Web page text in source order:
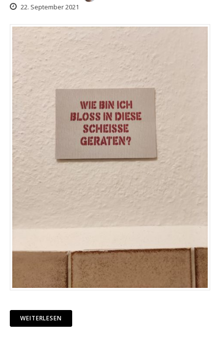
22. September 2021
WEITERLESEN